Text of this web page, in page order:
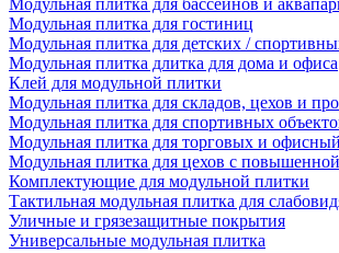
Модульная плитка для бассейнов и
Модульная плитка для гостиниц
Модульная плитка для детских /
Модульная плитка длитка для дома и офиса
Клей для модульной плитки
Модульная плитка для складов, цехов и
Модульная плитка для спортивных
Модульная плитка для торговых и
Модульная плитка для цехов с
Комплектующие для модульной плитки
Тактильная модульная плитка для
Уличные и грязезащитные покрытия
Универсальные модульная плитка